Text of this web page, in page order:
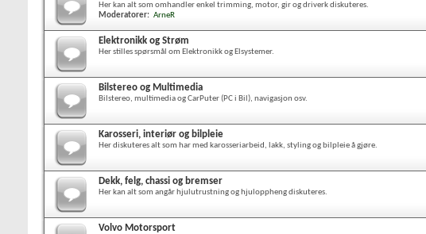
Her kan alt som omhandler enkel trimming, motor, gir og driverk diskuteres.
Moderatorer: ArneR
Elektronikk og Strøm
Her stilles spørsmål om Elektronikk og Elsystemer.
Bilstereo og Multimedia
Bilstereo, multimedia og CarPuter (PC i Bil), navigasjon osv.
Karosseri, interiør og bilpleie
Her diskuteres alt som har med karosseriarbeid, lakk, styling og bilpleie å gjøre.
Dekk, felg, chassi og bremser
Her kan alt som angår hjulutrustning og hjuloppheng diskuteres.
Volvo Motorsport